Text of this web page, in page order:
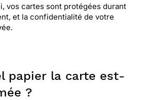
vos cartes sont protégées durant
et la confidentialité de votre
papier la carte est-
?